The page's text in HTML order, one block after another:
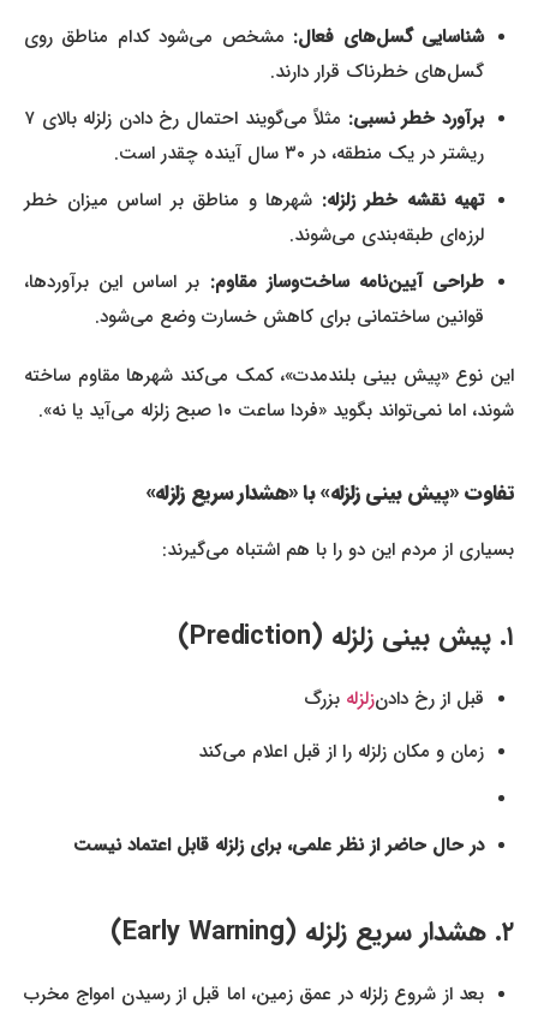
شناسایی گسل‌های فعال:مشخص می‌شود کدام مناطق روی
گسل‌های خطرناک قرار دارند.
برآورد خطر نسبی:
مثلاً می‌گویند احتمال رخ دادن زلزله بالای ۷
ریشتر در یک منطقه، در ۳۰ سال آینده چقدر است.
تهیه نقشه خطر زلزله:شهرها و مناطق بر اساس میزان خطر
لرزه‌ای طبقه‌بندی می‌شوند.
طراحی آیین‌نامه ساخت‌وساز مقاوم:بر اساس این برآوردها،
قوانین ساختمانی برای کاهش خسارت وضع می‌شود.
این نوع «پیش‌ بینی بلندمدت»، کمک می‌کند شهرها مقاوم ساخته
شوند، اما نمی‌تواند بگوید «فردا ساعت ۱۰ صبح زلزله می‌آید یا نه».
تفاوت «پیش‌ بینی زلزله» با «هشدار سریع زلزله»
بسیاری از مردم این دو را با هم اشتباه می‌گیرند:
قبل از رخ دادنزلزلهبزرگ
زمان و مکان زلزله را از قبل اعلام می‌کند
در حال حاضر از نظر علمی، برای زلزله قابل اعتماد نیست
بعد از شروع زلزله در عمق زمین، اما قبل از رسیدن امواج مخرب